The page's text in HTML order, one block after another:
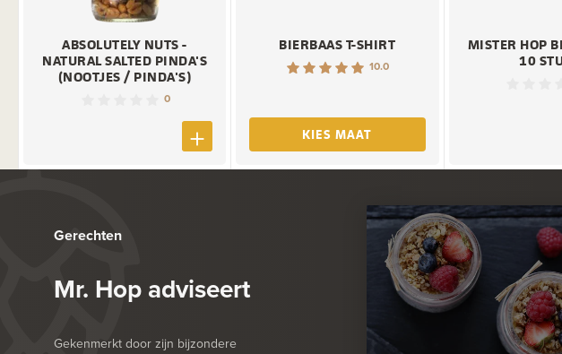
ABSOLUTELY NUTS -
NATURAL SALTED PINDA'S
(NOOTJES / PINDA'S)
0
BIERBAAS T-SHIRT
10.0
KIES MAAT
MISTER HOP
10
Gerechten
Mr. Hop adviseert
Gekenmerkt door zijn bijzondere